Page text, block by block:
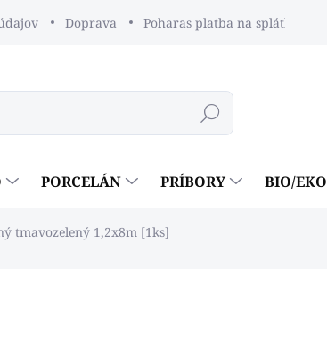
Doprava Poharas platba na splátky
Hľadať
PORCELÁN PRÍBORY BIO/EKO
tmavozelený 1,2x8m [1ks]